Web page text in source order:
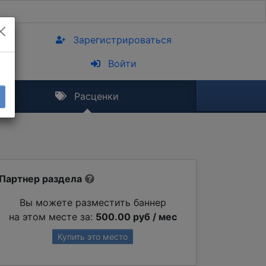
Зарегистрироваться
Войти
Расценки
Партнер раздела
Вы можете разместить баннер
на этом месте за: 500.00 руб / мес
Купить это место